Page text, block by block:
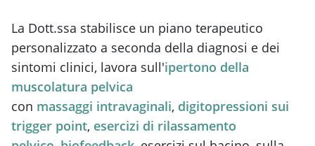
La Dott.ssa stabilisce un piano terapeutico
personalizzato a seconda della diagnosi e dei
sintomi clinici, lavora sull'ipertono della
muscolatura pelvica
con massaggi intravaginali, digitopressioni sui
trigger point, esercizi di rilassamento